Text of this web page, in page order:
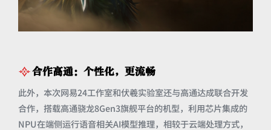
合作高通：个性化，更流畅
此外，本次网易24工作室和伏羲实验室还与高通达成联合开发
合作，搭载高通骁龙8Gen3旗舰平台的机型，利用芯片集成的
NPU在端侧运行语音相关AI模型推理，相较于云端处理方式，